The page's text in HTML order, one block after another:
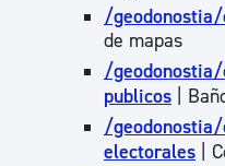
/
de mapas
/
publicos |
/
electorales |